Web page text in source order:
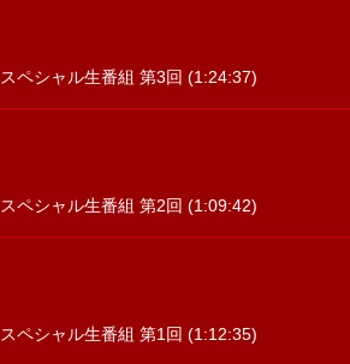
スペシャル生番組 第3回 (1:24:37)
スペシャル生番組 第2回 (1:09:42)
スペシャル生番組 第1回 (1:12:35)